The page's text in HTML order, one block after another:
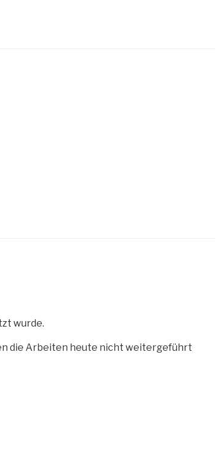
wurde.
die Arbeiten heute nicht weitergeführt